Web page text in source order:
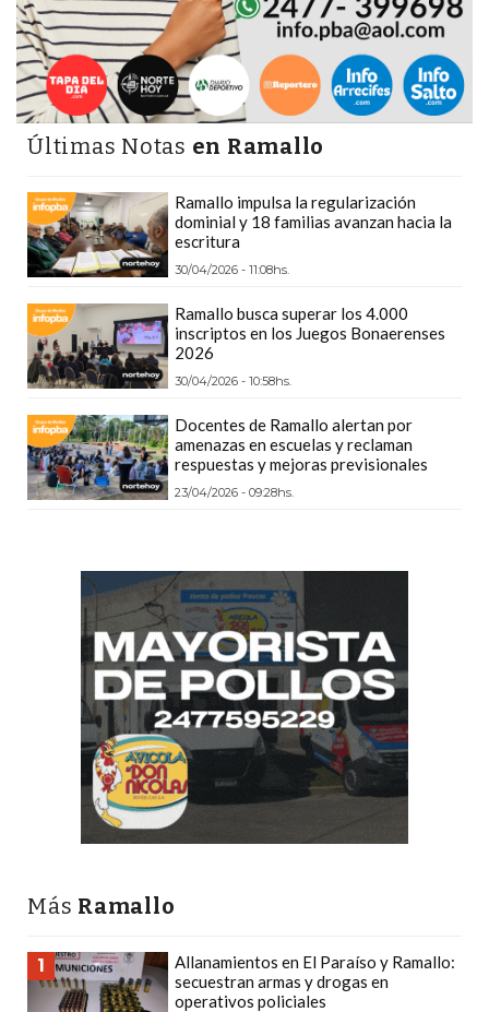
GIMNASIO
DE
PERGAMINO
CREAR
TIENDA
GRATIS
SUPLEMENTOS
DEPORTIVOS
EN
PERGAMINO:
DÓNDE
COMPRAR
PROTEÍNA,
CREATINA
Y
PRE
PROFESIONAL
CHANGUITO.COM.AR
CÓMO
FUNCIONA:
PEDIDOS
WHATSAPP
TIENDA
Últimas Notas en Ramallo
Ramallo impulsa la regularización
dominial y 18 familias avanzan hacia la
escritura
30/04/2026 - 11:08hs.
Ramallo busca superar los 4.000
inscriptos en los Juegos Bonaerenses
2026
30/04/2026 - 10:58hs.
Docentes de Ramallo alertan por
amenazas en escuelas y reclaman
respuestas y mejoras previsionales
23/04/2026 - 09:28hs.
Más Ramallo
1
Allanamientos en El Paraíso y Ramallo:
secuestran armas y drogas en
operativos policiales